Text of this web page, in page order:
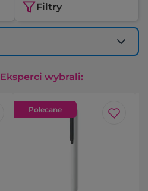
Filtry
Eksperci wybrali:
Polecane